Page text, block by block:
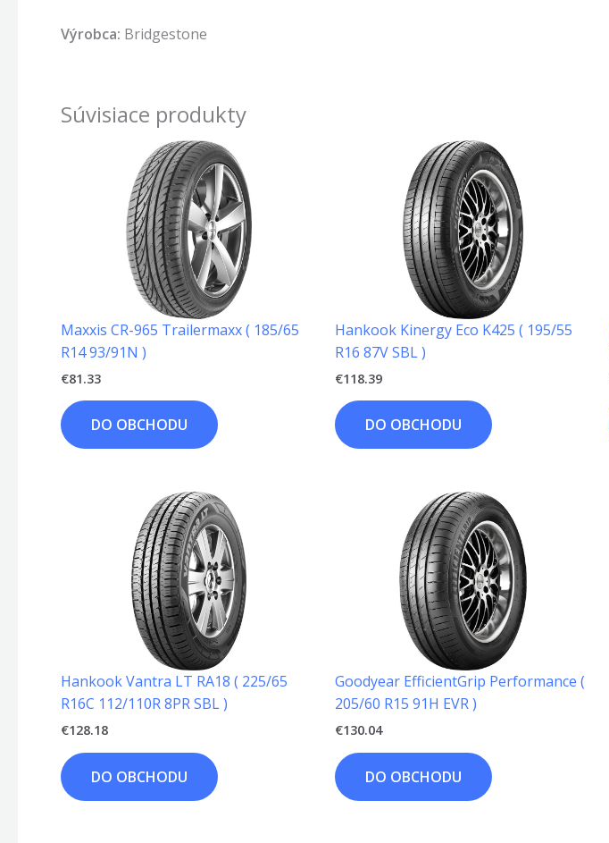
Výrobca: Bridgestone
Súvisiace produkty
Maxxis CR-965 Trailermaxx ( 185/65
R14 93/91N )
€81.33
DO OBCHODU
Hankook Kinergy Eco K425 ( 195/55
R16 87V SBL )
€118.39
DO OBCHODU
Hankook Vantra LT RA18 ( 225/65
R16C 112/110R 8PR SBL )
€128.18
DO OBCHODU
Goodyear EfficientGrip Performance (
205/60 R15 91H EVR )
€130.04
DO OBCHODU